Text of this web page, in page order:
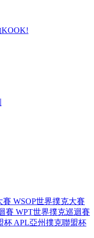
WSOP世界撲克大賽
WPT世界撲克巡迴賽
APL亞州撲克聯盟杯